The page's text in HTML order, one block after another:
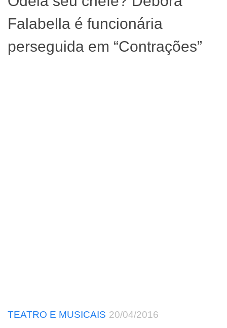
Falabella é funcionária
perseguida em “Contrações”
TEATRO E MUSICAIS 20/04/2016